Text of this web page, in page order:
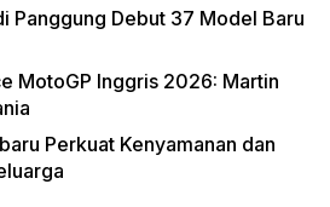
Panggung Debut 37 Model Baru
MotoGP Inggris 2026: Martin
Perkuat Kenyamanan dan